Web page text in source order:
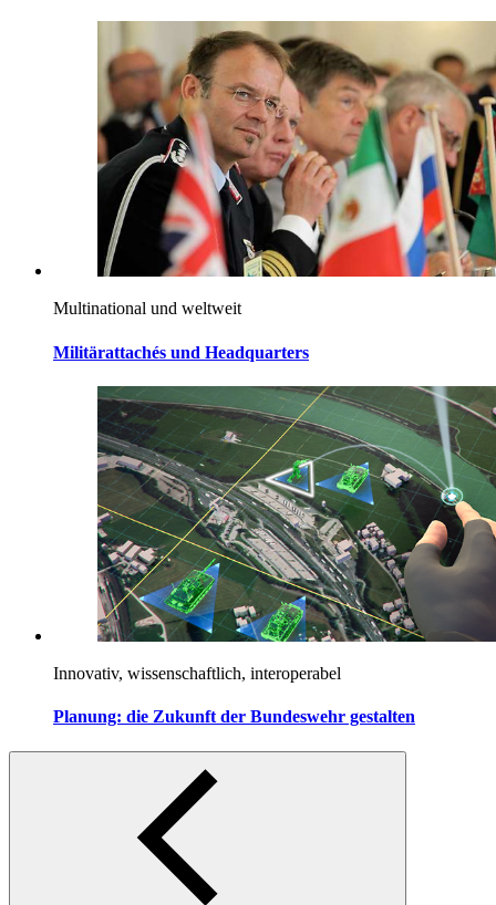
Multinational und weltweit
Militärattachés und Headquarters
Innovativ, wissenschaftlich, interoperabel
Planung: die Zukunft der Bundeswehr gestalten